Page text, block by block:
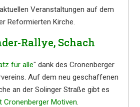
Veranstaltungen auf dem
Reformierten Kirche.
Rallye, Schach
für alle" dank des Cronenberger
Auf dem neu geschaffenen
an der Solinger Straße gibt es
Cronenberger Motiven.